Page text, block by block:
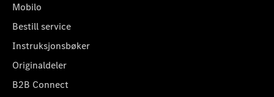
Mobilo
Bestill service
Instruksjonsbøker
Originaldeler
B2B Connect